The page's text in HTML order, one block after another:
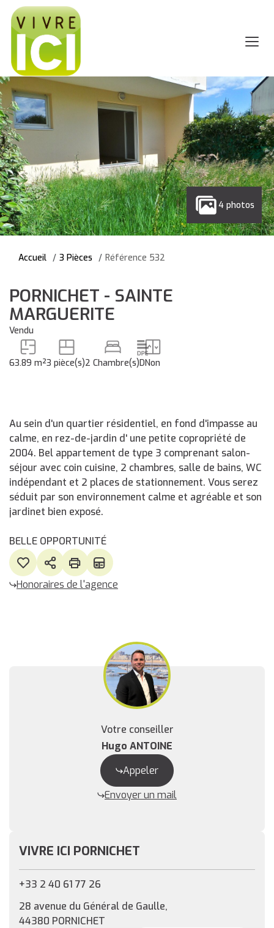
4 photos
Accueil 3 Pièces Référence 532
PORNICHET - SAINTE
MARGUERITE
Vendu
63.89 m²3 pièce(s)2 Chambre(s)DNon
Au sein d'un quartier résidentiel, en fond d'impasse au
calme, en rez-de-jardin d' une petite copropriété de
2004. Bel appartement de type 3 comprenant salon-
séjour avec coin cuisine, 2 chambres, salle de bains, WC
indépendant et 2 places de stationnement. Vous serez
séduit par son environnement calme et agréable et son
jardinet bien exposé.
BELLE OPPORTUNITÉ
Honoraires de l'agence
Votre conseiller
Hugo ANTOINE
Appeler
Envoyer un mail
VIVRE ICI PORNICHET
+33 2 40 61 77 26
28 avenue du Général de Gaulle,
44380 PORNICHET